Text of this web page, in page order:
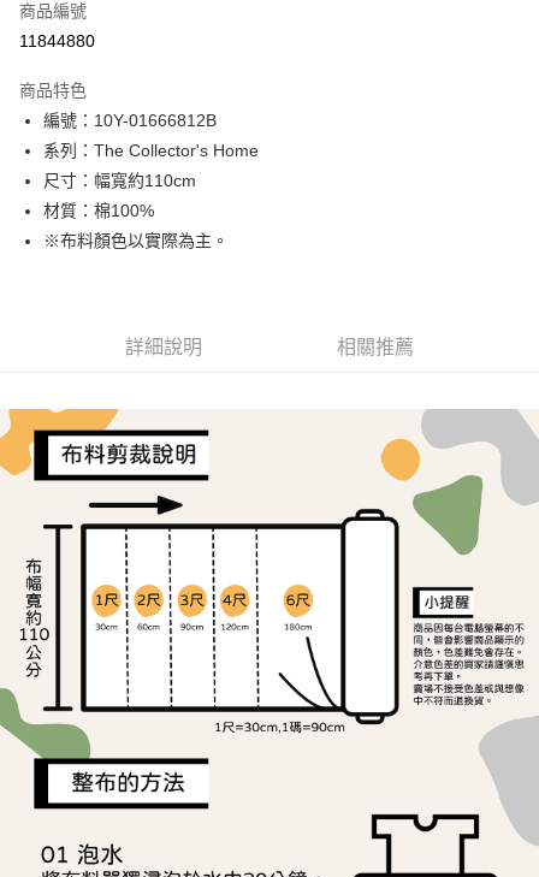
超商取貨付款
Apple Pay
街口支付
Google Pay
AFTEE先享後付
３．安心：先確認商品／服務後，再付款。
【「AFTEE先享後付」結帳流程】
１．於結帳方式選擇「AFTEE先享後付」後，將跳轉至「AFTEE先享後付」
結帳頁面，進行簡訊認證並確認金額後，即可完成結帳。
２．訂單成立數日內，您將收到繳費通知簡訊。
３．收到繳費通知簡訊後14天內，點擊此簡訊中的連結，可透過四大超商／
ATM／網路銀行／等多元方式進行付款，方視為交易完成。
※ 請注意：結帳手續完成當下不需立刻繳費，但若您需要取消訂單，請聯絡
購買商品的店家。未經商家同意取消之訂單仍視為有效，需透過AFTEE先享
後付繳納相關費用。
※ 交易是否成功請以「AFTEE先享後付 」之結帳頁面顯示為準，若有關於
是否繳費成功／繳費後需取消欲退款等相關疑問，請聯繫「AFTEE先享後付
客戶支援中心」 https://netprotections.freshdesk.com/support/home
【注意事項】
１．透過由恩沛科技股份有限公司提供之「AFTEE先享後付」服務完成之交
易，需依本服務之必要範圍內提供個人資料，並將交易相關給付款項請求債
權轉讓予恩沛科技股份有限公司。
https://aftee.tw/terms/#terms3
３．未成年的使用者請事先徵得法定代理人或監護人之同意方可使用
全家取貨付款
每筆NT$65，滿NT$1,500(含以上)免運費
7-11取貨付款
每筆NT$65，滿NT$1,500(含以上)免運費
宅配
每筆NT$150，滿NT$1,500(含以上)免運費
離島宅配
商品編號
11844880
商品特色
編號：10Y-01666812B
系列：The Collector's Home
尺寸：幅寬約110cm
材質：棉100%
※布料顏色以實際為主。
詳細說明 相關推薦